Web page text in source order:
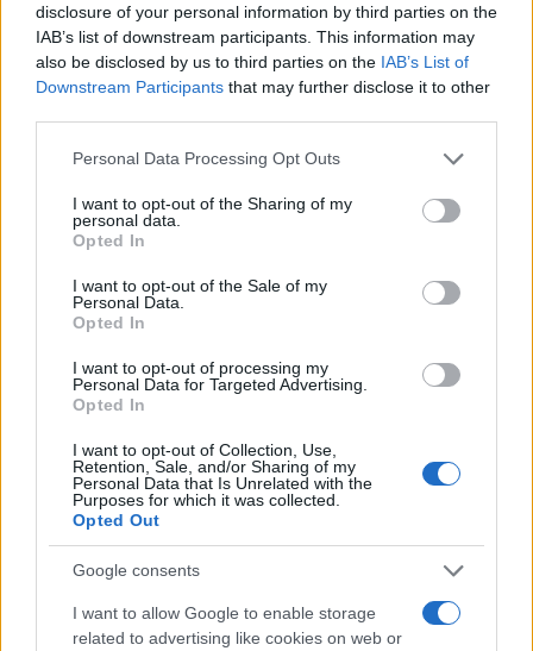
disclosure of your personal information by third parties on the
IAB’s list of downstream participants. This information may
also be disclosed by us to third parties on the IAB’s List of
Downstream Participants that may further disclose it to other
Please note that this website/app uses one or more Google
not limited to your visit or usage behaviour. You may click to
grant or deny consent to Google and its third-party tags to
use your data for below specified purposes in below Google
consent section.
Personal Data Processing Opt Outs
I want to opt-out of the Sharing of my
personal data.
Opted In
I want to opt-out of the Sale of my
Personal Data.
Opted In
I want to opt-out of processing my
Personal Data for Targeted Advertising.
Opted In
I want to opt-out of Collection, Use,
Retention, Sale, and/or Sharing of my
Personal Data that Is Unrelated with the
Purposes for which it was collected.
Opted Out
Google consents
I want to allow Google to enable storage
related to advertising like cookies on web or
Χρηματιστήριο Αθηνών:
Εβδομαδιαία άνοδος 1,76%,
κέρδη 23,31% από τις αρχές
του έτους
ΣΚΑΪ: Ολοκληρώθηκε η
θητεία του Γρηγόρη
Δημητριάδη - Ο Γιάννης
Αλαφούζος επιστρέφει στη
Media: Με ενίσχυση 8 εκατ. ευρώ σε 451 επιχειρήσεις
ΕΔΟΕΑΠ
Η Toyota φέρνει νέα γενιά
μπαταριών για τα υβριδικά
Σε κινεζική… πολιορκία η